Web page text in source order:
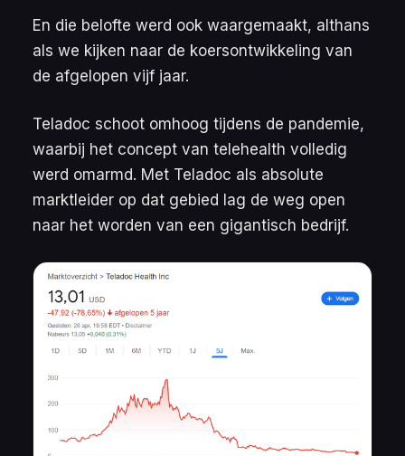
En die belofte werd ook waargemaakt, althans
als we kijken naar de koersontwikkeling van
de afgelopen vijf jaar.
Teladoc schoot omhoog tijdens de pandemie,
waarbij het concept van telehealth volledig
werd omarmd. Met Teladoc als absolute
marktleider op dat gebied lag de weg open
naar het worden van een gigantisch bedrijf.